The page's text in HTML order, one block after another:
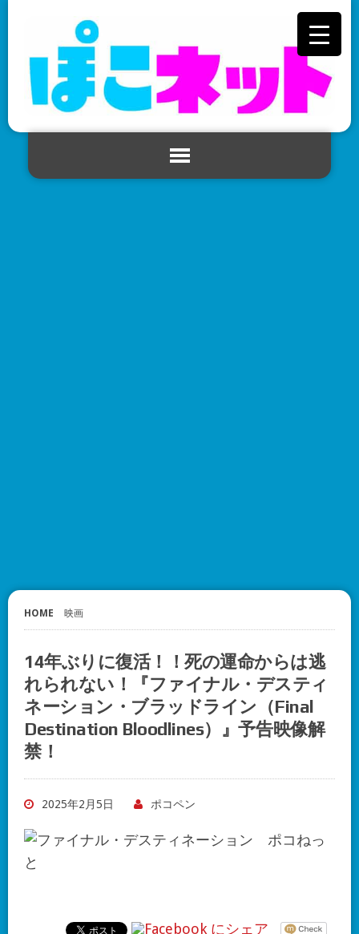
HOME 映画
14年ぶりに復活！！死の運命からは逃
れられない！『ファイナル・デスティ
ネーション・ブラッドライン（Final
Destination Bloodlines）』予告映像解
禁！
2025年2月5日 ポコペン